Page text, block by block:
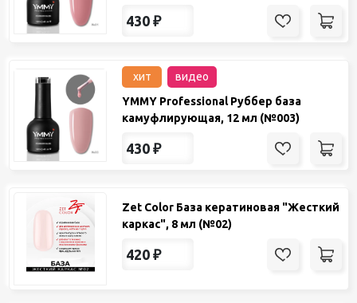
430 ₽
хит
видео
YMMY Professional Руббер база
камуфлирующая, 12 мл (№003)
430 ₽
Zet Color База кератиновая "Жесткий
каркас", 8 мл (№02)
420 ₽